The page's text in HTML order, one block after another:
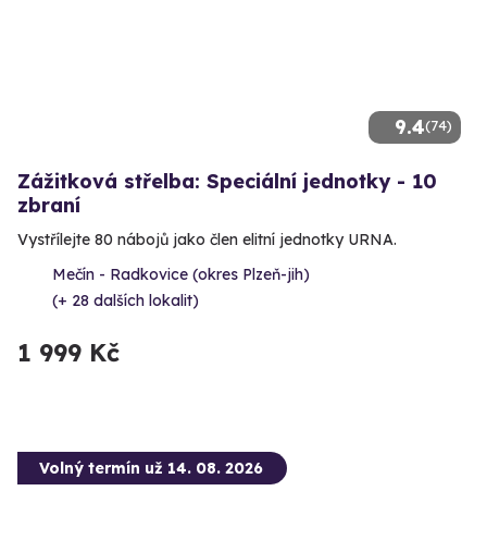
9.4(74)
Zážitková střelba: Speciální jednotky - 10
zbraní
Vystřílejte 80 nábojů jako člen elitní jednotky URNA.
Mečín - Radkovice (okres Plzeň-jih)
(+ 28 dalších lokalit)
1 999 Kč
Volný termín už 14. 08. 2026